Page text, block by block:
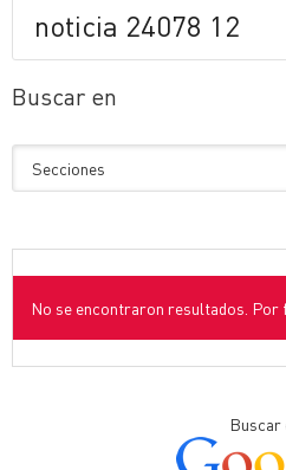
Buscar en
No se encontraron resultados. Por
Buscar